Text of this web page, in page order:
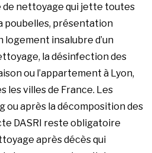
de nettoyage qui jette toutes
poubelles, présentation
logement insalubre d’un
la désinfection des
ou l’appartement à Lyon,
les villes de France. Les
ou après la décomposition des
DASRI reste obligatoire
après décèsqui